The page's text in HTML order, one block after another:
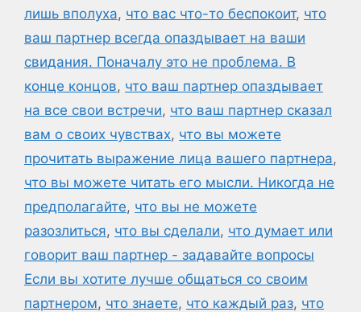
лишь вполуха, что вас что-то беспокоит, что
ваш партнер всегда опаздывает на ваши
свидания. Поначалу это не проблема. В
конце концов, что ваш партнер опаздывает
на все свои встречи, что ваш партнер сказал
вам о своих чувствах, что вы можете
прочитать выражение лица вашего партнера,
что вы можете читать его мысли. Никогда не
предполагайте, что вы не можете
разозлиться, что вы сделали, что думает или
говорит ваш партнер - задавайте вопросы
Если вы хотите лучше общаться со своим
партнером, что знаете, что каждый раз, что